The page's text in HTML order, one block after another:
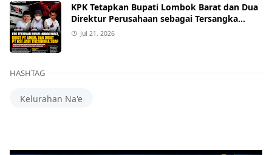
KPK Tetapkan Bupati Lombok Barat dan Dua
Direktur Perusahaan sebagai Tersangka
Dugaan Suap Proyek
Jul 21, 2026
HASHTAG
Kelurahan Na'e